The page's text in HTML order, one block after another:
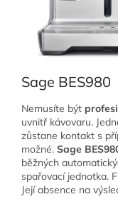
Sage BES980
Nemusíte být
uvnitř kávovaru.
zůstane kontakt s
možné. Sage
běžných
spařovací jednotka.
Její absence na